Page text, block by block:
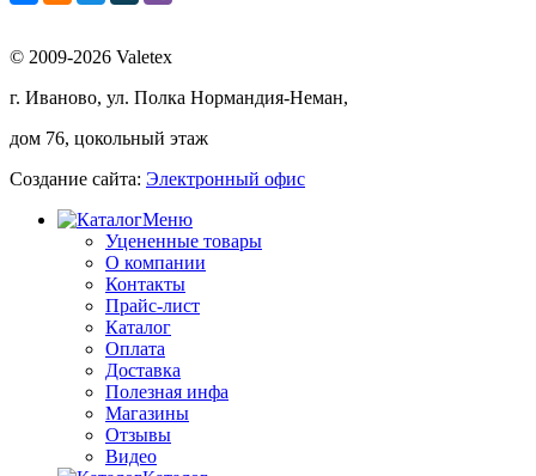
© 2009-2026 Valetex
г. Иваново, ул. Полка Нормандия-Неман,
дом 76, цокольный этаж
Создание сайта: Электронный офис
Меню
Уцененные товары
О компании
Контакты
Прайс-лист
Каталог
Оплата
Доставка
Полезная инфа
Магазины
Отзывы
Видео